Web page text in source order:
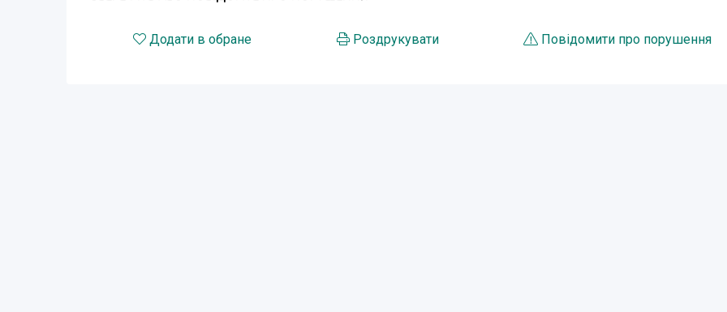
Додати в обране Роздрукувати Повідомити про порушення